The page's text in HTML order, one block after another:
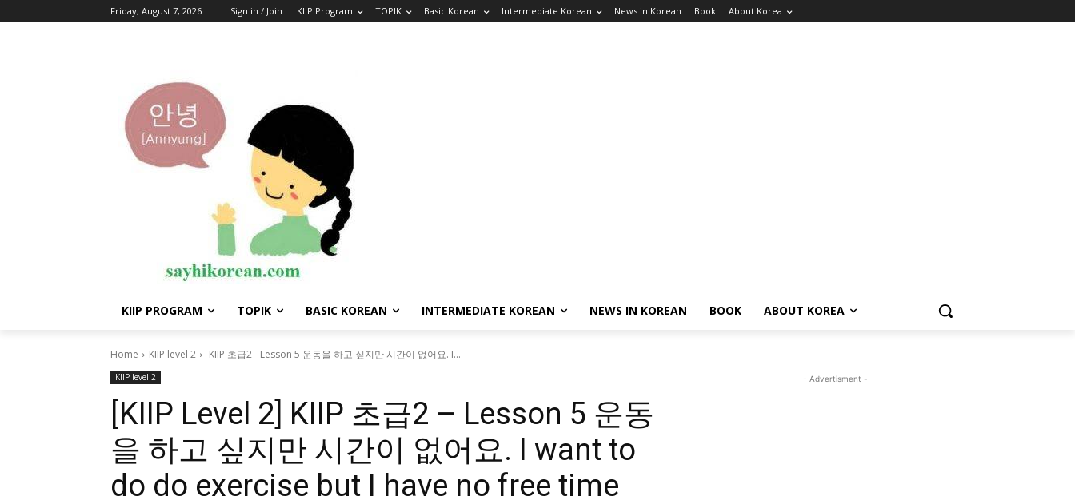
Friday, August 7, 2026 Sign in / Join KIIP Program TOPIK Basic Korean Intermediate Korean News in Korean Book About Korea
KIIP PROGRAM TOPIK BASIC KOREAN INTERMEDIATE KOREAN NEWS IN KOREAN BOOK ABOUT KOREA
Home KIIP level 2 KIIP 초급2 - Lesson 5 운동을 하고 싶지만 시간이 없어요. I...
KIIP level 2
[KIIP Level 2] KIIP 초급2 – Lesson 5 운동
을 하고 싶지만 시간이 없어요. I want to
do do exercise but I have no free time
- Advertisment -